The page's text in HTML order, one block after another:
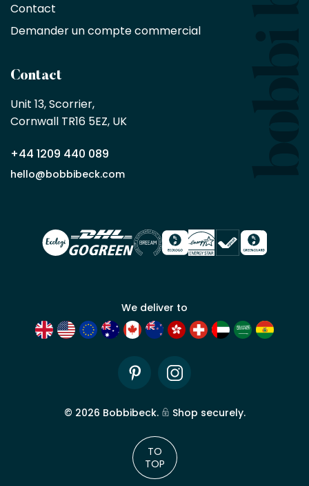
%
sur
sans
minimum
en
partenaire
commercial
Demander
un compte
Contact
Demander un compte commercial
Contact
Unit 13, Scorrier,
Cornwall TR16 5EZ, UK
+44 1209 440 089
hello@bobbibeck.com
We deliver to
PinterestInstagram
© 2026 Bobbibeck. Shop securely.
TO
TOP